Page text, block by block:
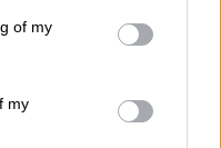
of my
my
de
oficial